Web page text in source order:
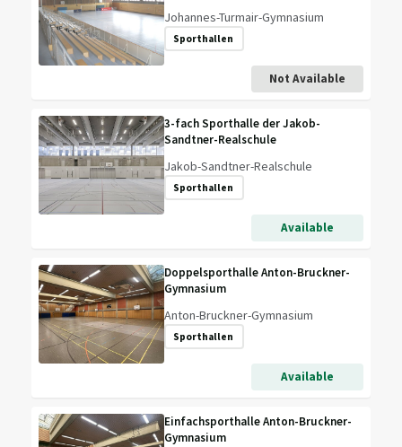
Johannes-Turmair-Gymnasium
Sporthallen
Not Available
3-fach Sporthalle der Jakob-
Sandtner-Realschule
Jakob-Sandtner-Realschule
Sporthallen
Available
Doppelsporthalle Anton-Bruckner-
Gymnasium
Anton-Bruckner-Gymnasium
Sporthallen
Available
Einfachsporthalle Anton-Bruckner-
Gymnasium